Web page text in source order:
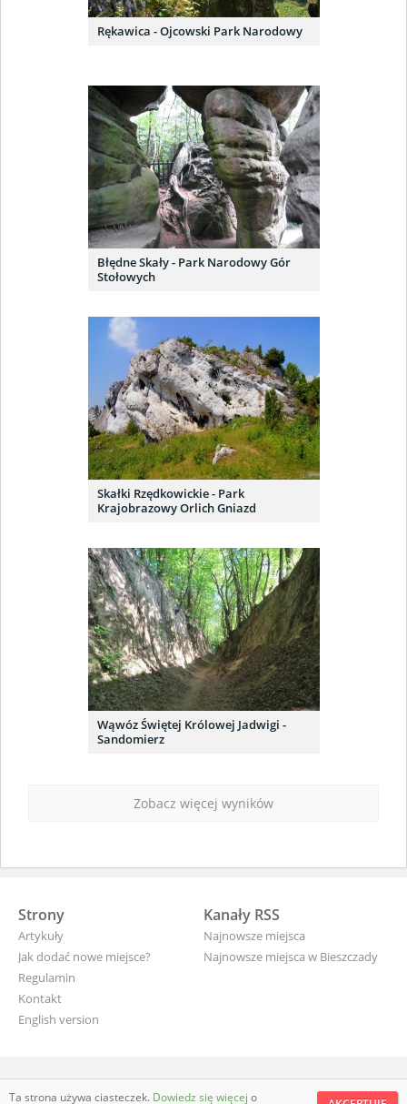
Rękawica - Ojcowski Park Narodowy
Błędne Skały - Park Narodowy Gór
Stołowych
Skałki Rzędkowickie - Park
Krajobrazowy Orlich Gniazd
Wąwóz Świętej Królowej Jadwigi -
Sandomierz
Zobacz więcej wyników
Strony
Artykuły
Jak dodać nowe miejsce?
Regulamin
Kontakt
English version
Kanały RSS
Najnowsze miejsca
Najnowsze miejsca w Bieszczady
wyjade.pl - turystyczna Polska
Ta strona używa ciasteczek. Dowiedz się więcej o